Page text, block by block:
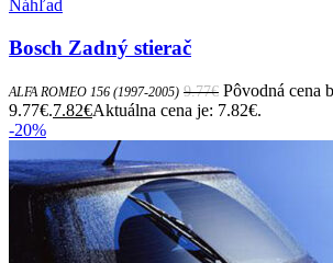
Náhľad
Bosch Zadný stierač
ALFA ROMEO 156 (1997-2005) 9.77€ Pôvodná cena
9.77€.7.82€Aktuálna cena je: 7.82€.
-20%